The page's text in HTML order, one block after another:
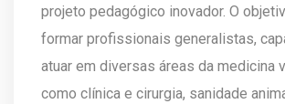
projeto pedagógico inovador. O
formar profissionais generalistas,
atuar em diversas áreas da medicina
como clínica e cirurgia, sanidade